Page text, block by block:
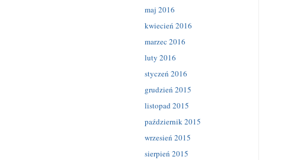
maj 2016
kwiecień 2016
marzec 2016
luty 2016
styczeń 2016
grudzień 2015
listopad 2015
październik 2015
wrzesień 2015
sierpień 2015